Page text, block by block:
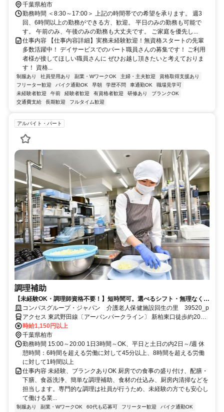
ン〕 増尾西口徒歩約25分 新柏駅から徒歩8分＊車・バイク通勤可/駐
車場有
千葉県柏市
勤務時間 ＜8:30～17:00＞ 上記の時間帯での希望を承ります。 週3
回、6時間以上の勤務ができる方、歓迎。 平日のみの勤務も可能で
す。 午前のみ、午後のみの勤務も大丈夫です。 ご家庭を優先し...
仕事内容 【仕事内容詳細】実務未経験歓迎！無資格スタートの先輩
多数活躍中！ デイサービスでのパート職員さんの募集です！ ご利用
者様が接してほしい職員さんに ぜひお越し頂きたいと考えておりま
す！ 資格...
制服あり 社員登用あり 副業・WワークOK 主婦・主夫歓迎
資格取得支援あり
フリーター歓迎
バイク通勤OK 早朝 学歴不問 車通勤OK
職場見学可
未経験者歓迎
午前 経験者歓迎 有資格者歓迎 研修あり
ブランクOK
交通費支給
長期歓迎 フルタイム歓迎
アルバイト・パート
調理補助
【未経験OK・調理師資格不要！】短時間可。選べるシフト・無理なく安
定ワーク！
コンパスグループ・ジャパン 介護老人保健施設回生の里 39520_p
アクセス 東武野田線〔アーバンパークライン〕 新柏東口徒歩約20
分、東武野田線〔アーバンパークライン〕 増尾東口徒歩約26分、Ｊ
Ｒ常磐線 柏南口(東)徒歩約30分
時給1,150円以上
千葉県柏市
勤務時間 15:00～20:00 1日3時間～OK、平日と土日の内2日～/週 休
憩時間：6時間を超える労働に対して45分以上、8時間を超える労働
に対して1時間以上
仕事内容 未経験、ブランクありOK 厨房での食事の盛り付け、配膳・
下膳、食器洗浄、簡単な調理補助、食材の仕込み、厨房内清掃などを
担当します。専門的な調理は社員が行うため、未経験の方でも安心し
て働ける業...
制服あり 副業・WワークOK 60代も応募可 フリーター歓迎
バイク通勤OK